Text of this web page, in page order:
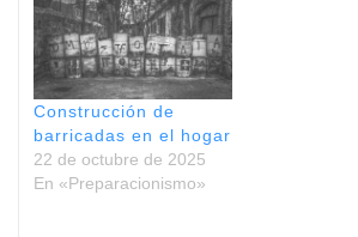
Construcción de
barricadas en el hogar
22 de octubre de 2025
En «Preparacionismo»